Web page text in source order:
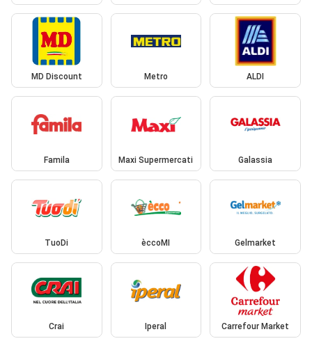
MD Discount Metro ALDI
Famila Maxi Supermercati Galassia
TuoDi èccoMI Gelmarket
Crai Iperal Carrefour Market